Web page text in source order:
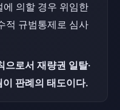
의할 경우 위임한
적 규범통제로 심사
로서 재량권 일탈·
판례의 태도이다.